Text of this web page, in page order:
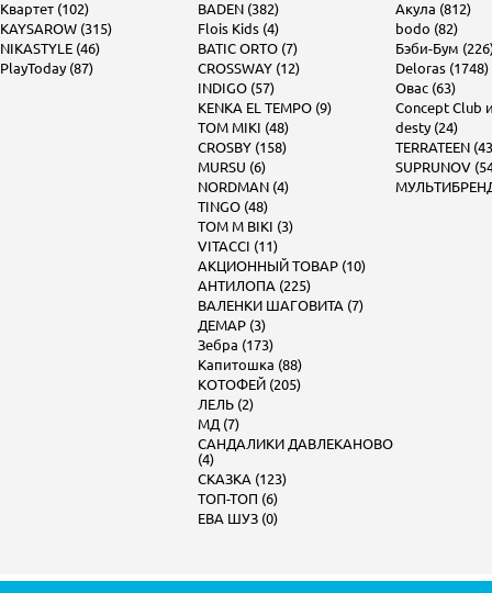
Квартет (102)
KAYSAROW (315)
NIKASTYLE (46)
PlayToday (87)
BADEN (382)
Flois Kids (4)
BATIC ORTO (7)
CROSSWAY (12)
INDIGO (57)
KENKA EL TEMPO (9)
TOM MIKI (48)
CROSBY (158)
MURSU (6)
NORDMAN (4)
TINGO (48)
TOM M BIKI (3)
VITACCI (11)
АКЦИОННЫЙ ТОВАР (10)
АНТИЛОПА (225)
ВАЛЕНКИ ШАГОВИТА (7)
ДЕМАР (3)
Зебра (173)
Капитошка (88)
КОТОФЕЙ (205)
ЛЕЛЬ (2)
МД (7)
САНДАЛИКИ ДАВЛЕКАНОВО
(4)
СКАЗКА (123)
ТОП-ТОП (6)
ЕВА ШУЗ (0)
Акула (812)
bodo (82)
Бэби-Бум
Deloras (1748)
Овас (63)
Concept Club
desty (24)
TERRATEEN
SUPRUNOV